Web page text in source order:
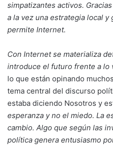
simpatizantes activos.
a la vez una estrategia local
permite Internet.
Con Internet se materializa
introduce el futuro frente a lo
lo que están opinando
tema central del discurso
estaba diciendo Nosotros y
esperanza y no el miedo. La
cambio. Algo que según las
política genera entusiasmo